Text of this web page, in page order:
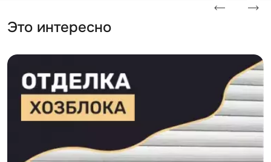
Это интересно